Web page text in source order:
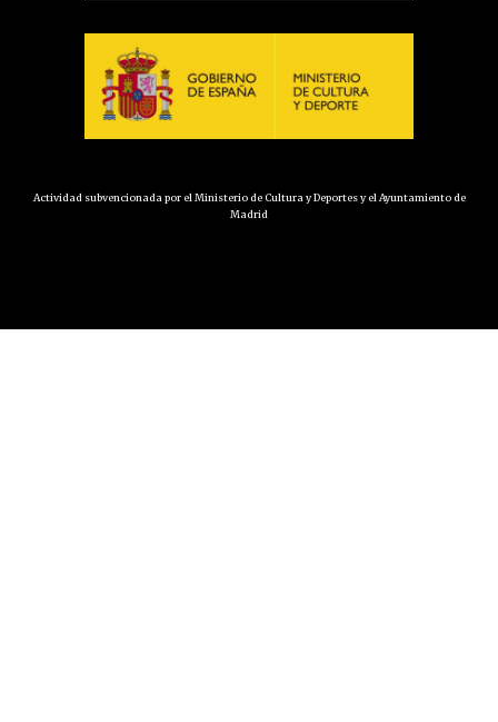
Actividad subvencionada por el Ministerio de Cultura y Deportes y el Ayuntamiento de
Madrid